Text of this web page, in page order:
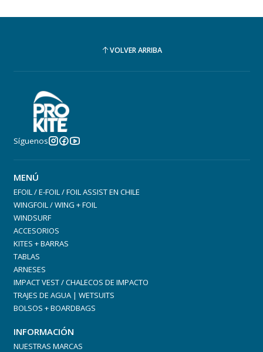
VOLVER ARRIBA
Síguenos
MENÚ
EFOIL / E-FOIL / FOIL ASSIST EN CHILE
WINGFOIL / WING + FOIL
WINDSURF
ACCESORIOS
KITES + BARRAS
TABLAS
ARNESES
IMPACT VEST / CHALECOS DE IMPACTO
TRAJES DE AGUA | WETSUITS
BOLSOS + BOARDBAGS
INFORMACIÓN
NUESTRAS MARCAS